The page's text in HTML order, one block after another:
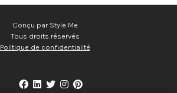
Conçu par Style Me
Tous droits réservés
Politique de confidentialité